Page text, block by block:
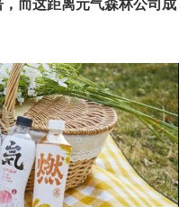
而这距离元气森林公司成